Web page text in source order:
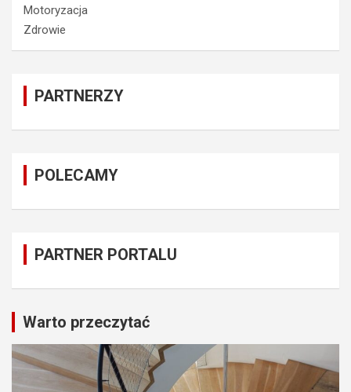
Motoryzacja
Zdrowie
PARTNERZY
POLECAMY
PARTNER PORTALU
Warto przeczytać